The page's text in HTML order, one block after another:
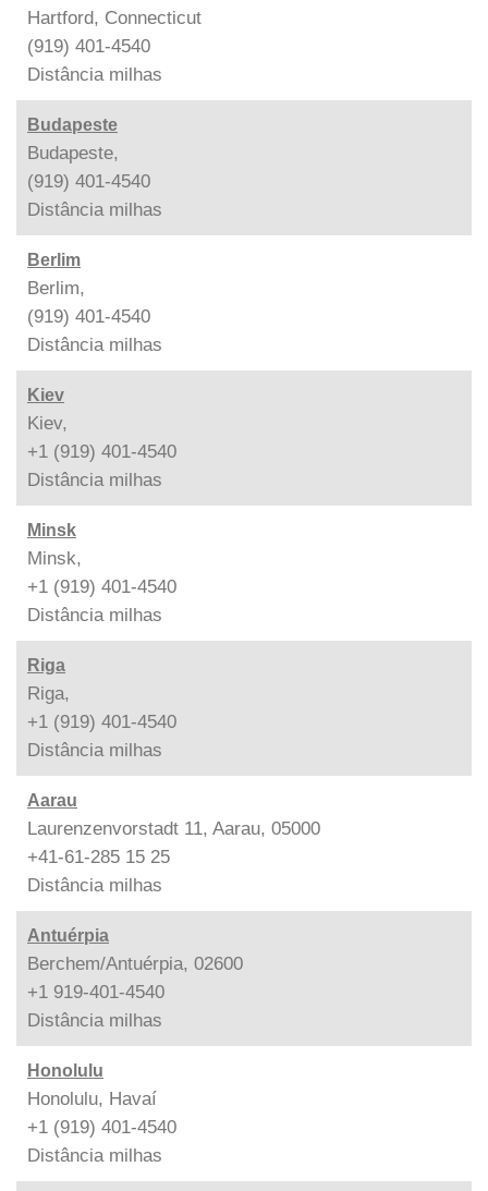
Hartford, Connecticut
(919) 401-4540
Distância milhas
Budapeste
Budapeste,
(919) 401-4540
Distância milhas
Berlim
Berlim,
(919) 401-4540
Distância milhas
Kiev
Kiev,
+1 (919) 401-4540
Distância milhas
Minsk
Minsk,
+1 (919) 401-4540
Distância milhas
Riga
Riga,
+1 (919) 401-4540
Distância milhas
Aarau
Laurenzenvorstadt 11, Aarau, 05000
+41-61-285 15 25
Distância milhas
Antuérpia
Berchem/Antuérpia, 02600
+1 919-401-4540
Distância milhas
Honolulu
Honolulu, Havaí
+1 (919) 401-4540
Distância milhas